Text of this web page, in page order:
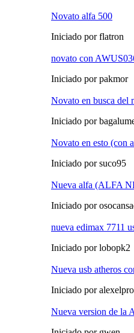
Novato alfa 500
Iniciado por flatron
novato con
Iniciado por pakmor
Novato en busca del
Iniciado por
Novato en esto (con
Iniciado por suco95
Nueva alfa (ALFA
Iniciado por
nueva edimax 7711
Iniciado por lobopk2
Nueva usb atheros
Iniciado por
Nueva version de la